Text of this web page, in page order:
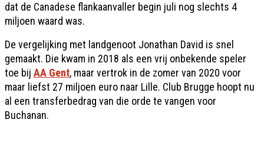
dat de Canadese flankaanvaller begin juli nog slechts 4
miljoen waard was.
De vergelijking met landgenoot Jonathan David is snel
gemaakt. Die kwam in 2018 als een vrij onbekende speler
toe bij AA Gent, maar vertrok in de zomer van 2020 voor
maar liefst 27 miljoen euro naar Lille. Club Brugge hoopt nu
al een transfer­bedrag van die orde te vangen voor
Buchanan.